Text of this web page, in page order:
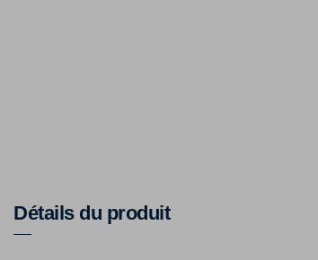
Détails du produit